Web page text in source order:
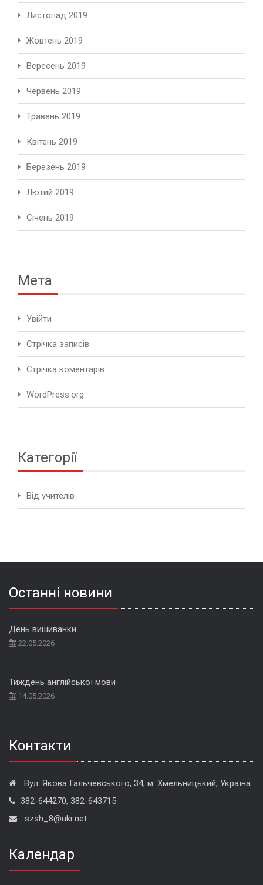
Листопад 2019
Жовтень 2019
Вересень 2019
Червень 2019
Травень 2019
Квітень 2019
Березень 2019
Лютий 2019
Січень 2019
Мета
Увійти
Стрічка записів
Стрічка коментарів
WordPress.org
Категорії
Від учителів
Останні новини
День вишиванки
22.05.2026
Тиждень англійської мови
14.05.2026
Контакти
Вул. Якова Гальчевського, 34, м. Хмельницький, Україна
382-644270, 382-643715
szsh_8@ukr.net
Календар